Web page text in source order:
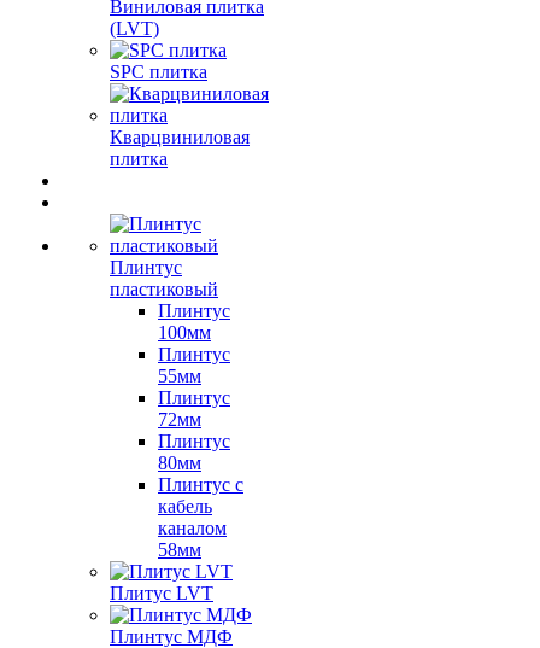
Виниловая плитка
(LVT)
SPC плитка
Кварцвиниловая
плитка
Плинтус
пластиковый
Плинтус
100мм
Плинтус
55мм
Плинтус
72мм
Плинтус
80мм
Плинтус с
кабель
каналом
58мм
Плитус LVT
Плинтус МДФ